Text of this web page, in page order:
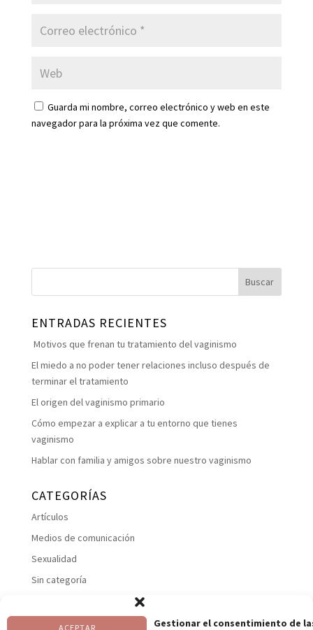
Gestionar el consentimiento de
ACEPTAR
Guarda mi nombre, correo electrónico y web en este
navegador para la próxima vez que comente.
ENTRADAS RECIENTES
Motivos que frenan tu tratamiento del vaginismo
El miedo a no poder tener relaciones incluso después de
terminar el tratamiento
El origen del vaginismo primario
Cómo empezar a explicar a tu entorno que tienes
vaginismo
Hablar con familia y amigos sobre nuestro vaginismo
CATEGORÍAS
Artículos
Medios de comunicación
Sexualidad
Sin categoría